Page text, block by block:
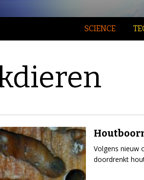
SCIENCE
Volgens nieuw
doordrenkt